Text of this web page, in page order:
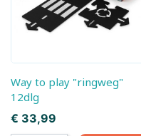
Way to play "ringweg"
12dlg
Prijs
€ 33,99